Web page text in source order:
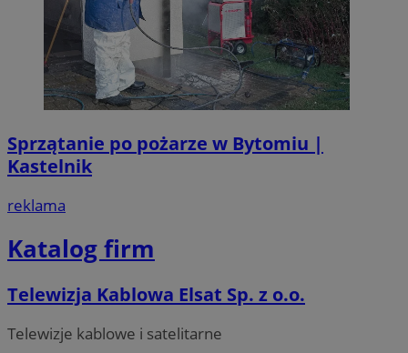
Sprzątanie po pożarze w Bytomiu |
Kastelnik
reklama
Katalog firm
Telewizja Kablowa Elsat Sp. z o.o.
Telewizje kablowe i satelitarne